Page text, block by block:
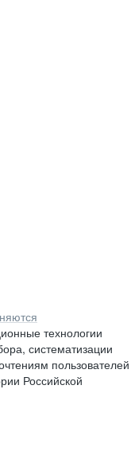
технологии
систематизации
пользователей
Российской